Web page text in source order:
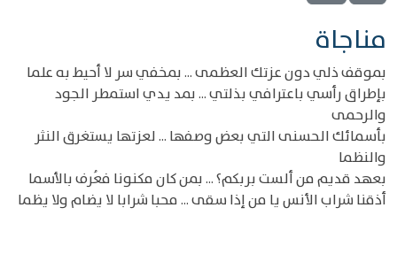
مناجاة
بموقف ذلي دون عزتك العظمى ... بمخفي سر لا أحيط به علما
بإطراق رأسي باعترافي بذلتي ... بمد يدي استمطر الجود
والرحمى
بأسمائك الحسنى التي بعض وصفها ... لعزتها يستغرق النثر
والنظما
بعهد قديم من ألست بربكم؟ ... بمن كان مكنونا فعُرف بالأسما
أذقنا شراب الأنس يا من إذا سقى ... محبا شرابا لا يضام ولا يظما